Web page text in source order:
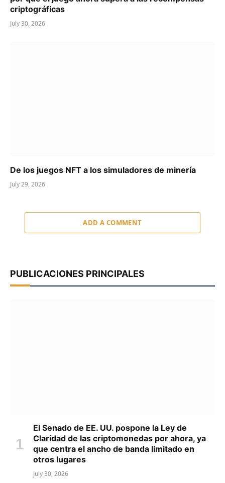
criptográficas
July 30, 2026
De los juegos NFT a los simuladores de minería
July 29, 2026
ADD A COMMENT
PUBLICACIONES PRINCIPALES
El Senado de EE. UU. pospone la Ley de
Claridad de las criptomonedas por ahora, ya
que centra el ancho de banda limitado en
otros lugares
July 30, 2026